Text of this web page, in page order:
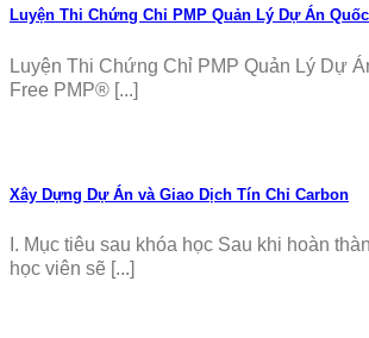
Luyện Thi Chứng Chỉ PMP Quản Lý Dự Án
Luyện Thi Chứng Chỉ PMP Quản Lý Dự
Free PMP® [...]
Xây Dựng Dự Án và Giao Dịch Tín Chỉ Carbon
I. Mục tiêu sau khóa học Sau khi hoàn
học viên sẽ [...]